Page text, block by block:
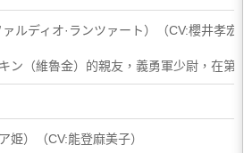
ァルディオ·ランツァート）（CV:櫻井孝宏
ン（維魯金）的親友，義勇軍少尉，在
姫）（CV:能登麻美子）